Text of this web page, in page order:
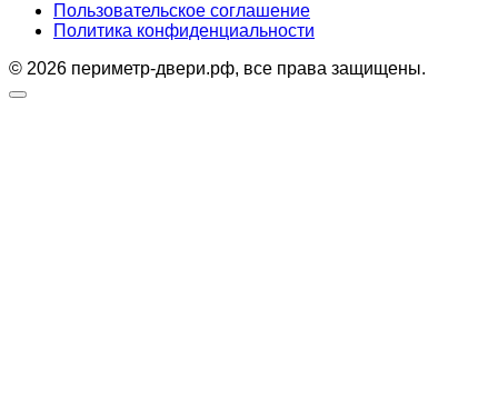
Пользовательское соглашение
Политика конфиденциальности
© 2026 периметр-двери.рф, все права защищены.